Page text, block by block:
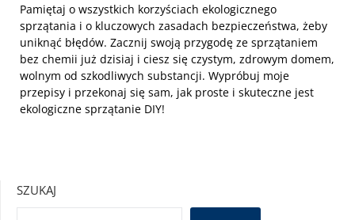
Pamiętaj o wszystkich korzyściach ekologicznego
sprzątania i o kluczowych zasadach bezpieczeństwa, żeby
uniknąć błędów. Zacznij swoją przygodę ze sprzątaniem
bez chemii już dzisiaj i ciesz się czystym, zdrowym domem,
wolnym od szkodliwych substancji. Wypróbuj moje
przepisy i przekonaj się sam, jak proste i skuteczne jest
ekologiczne sprzątanie DIY!
SZUKAJ